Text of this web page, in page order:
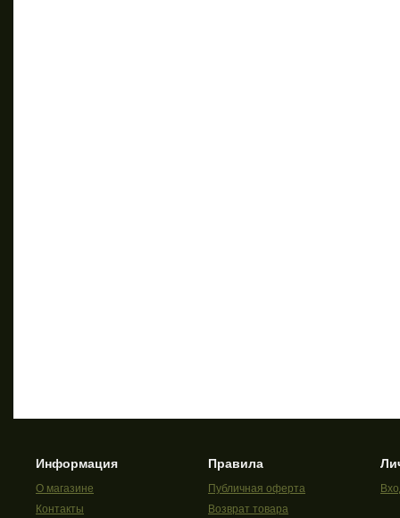
Информация
О магазине
Контакты
Правила
Публичная оферта
Возврат товара